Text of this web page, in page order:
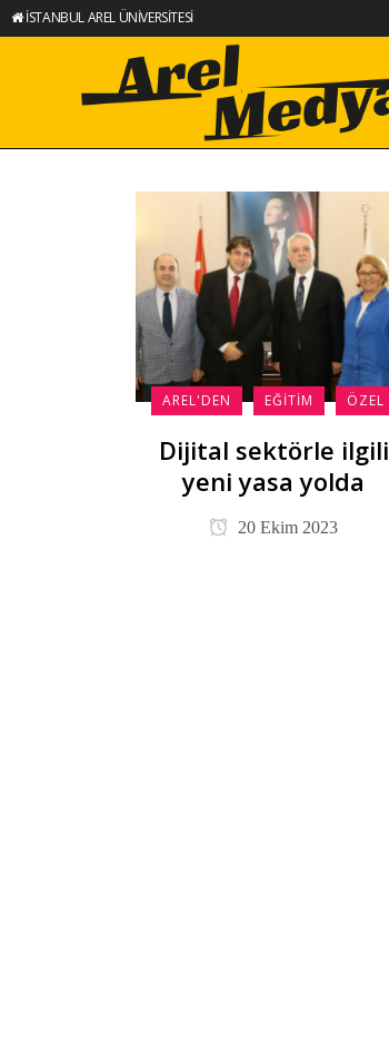
İSTANBUL AREL ÜNİVERSİTESİ
AREL'DEN EĞITIM ÖZEL
Dijital sektörle ilgili
yeni yasa yolda
20 Ekim 2023